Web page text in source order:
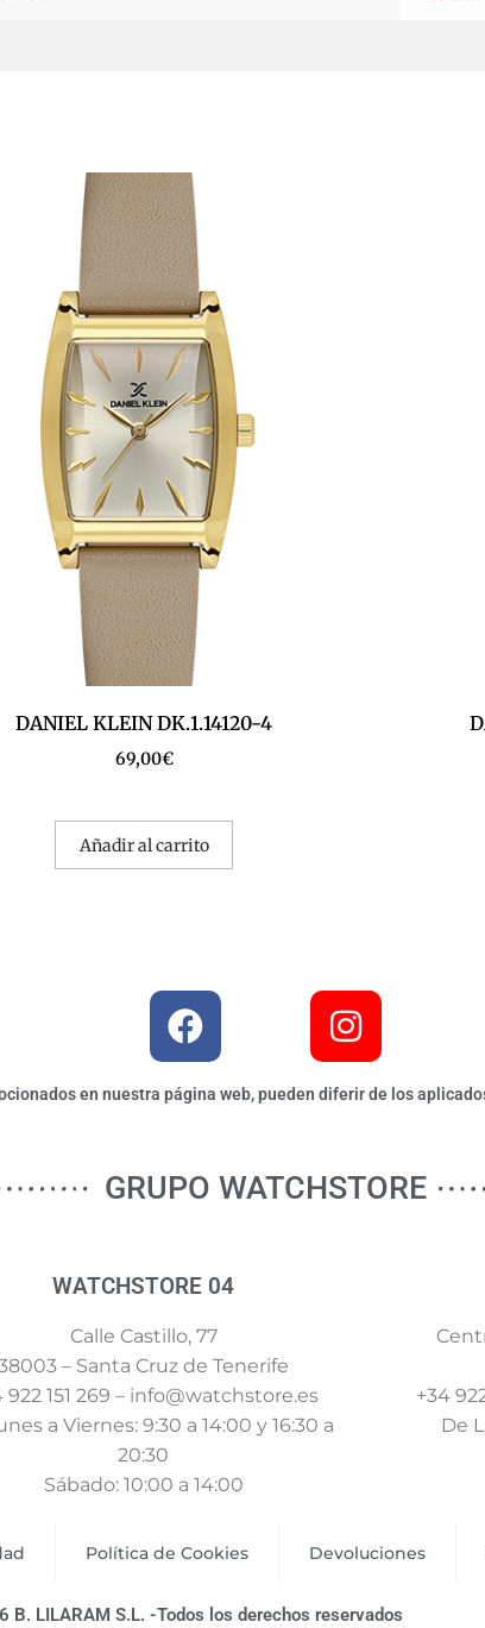
DANIEL KLEIN DK.1.14120-4
69,00€
Añadir al carrito
en nuestra página web, pueden diferir de los
GRUPO WATCHSTORE
WATCHSTORE 04
Calle Castillo, 77
– Santa Cruz de Tenerife
922 151 269 – info@watchstore.es
a Viernes: 9:30 a 14:00 y 16:30 a
20:30
Sábado: 10:00 a 14:00
+34
De
Política de Cookies Devoluciones
B. LILARAM S.L. -Todos los derechos reservados